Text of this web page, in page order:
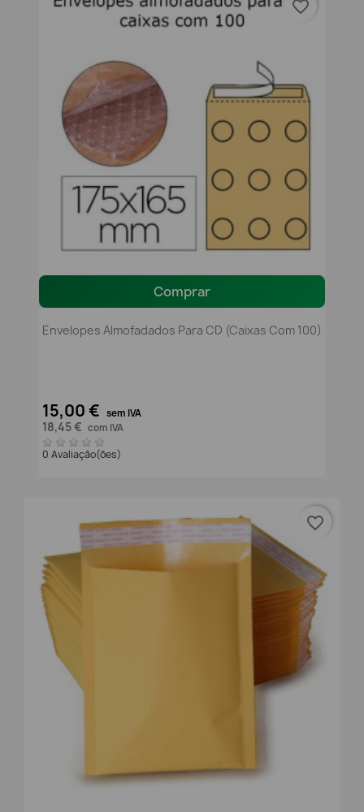
Comprar
Envelopes Almofadados Para CD (caixas Com 100)
15,00 € sem IVA
18,45 € com IVA
0 Avaliação(ões)
favorite_border
favorite_border